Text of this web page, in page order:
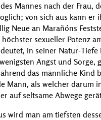
Mannes nach der
von sich aus kann er
Neue an Marañóns
höchster sexueller Potenz
in seiner Natur-
Angst und
das männliche Kind
Mann, als welcher darum
auf seltsame Abwege
wird man am tiefsten